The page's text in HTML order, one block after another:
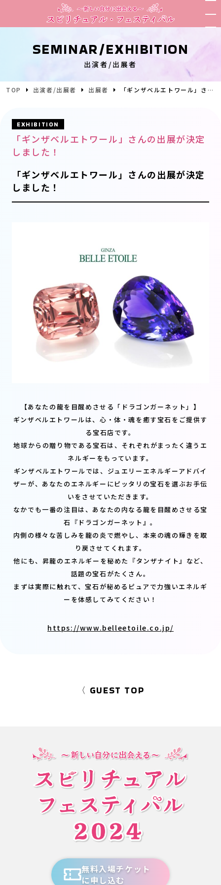
SEMINAR/EXHIBITION
出演者/出展者
TOP 出演者/出展者 出展者 「ギンザベルエトワール」さんの出展が決定しました！
EXHIBITION
「ギンザベルエトワール」さんの出展が決定
しました！
「ギンザベルエトワール」さんの出展が決定
しました！
【あなたの龍を目醒めさせる「ドラゴンガーネット」】
ギンザベルエトワールは、心・体・魂を癒す宝石をご提供す
る宝石店です。
地球からの贈り物である宝石は、それぞれがまったく違うエ
ネルギーをもっています。
ギンザベルエトワールでは、ジュエリーエネルギーアドバイ
ザーが、あなたのエネルギーにピッタリの宝石を選ぶお手伝
いをさせていただきます。
なかでも一番の注目は、あなたの内なる龍を目醒めさせる宝
石『ドラゴンガーネット』。
内側の様々な苦しみを龍の炎で燃やし、本来の魂の輝きを取
り戻させてくれます。
他にも、昇龍のエネルギーを秘めた『タンザナイト』など、
話題の宝石がたくさん。
まずは実際に触れて、宝石が秘めるピュアで力強いエネルギ
ーを体感してみてください！
https://www.belleetoile.co.jp/
〈 GUEST TOP
無料入場チケット
に申し込む